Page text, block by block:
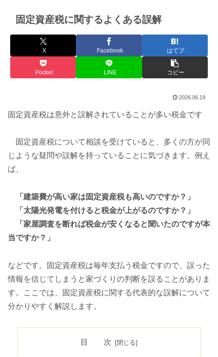
固定資産税に関するよくある誤解
X Facebook はてブ
Pocket LINE コピー
2026.06.19
固定資産税は意外と誤解されていることが多い税金です
固定資産税について相談を受けていると、多くの方が同
じような疑問や誤解を持っていることに気づきます。例え
ば、
「建築費が高い家は固定資産税も高いのですか？」
「太陽光発電を付けると税金が上がるのですか？」
「家屋調査を断れば税金が安くなると聞いたのですが本
当ですか？」
などです。固定資産税は毎年支払う税金ですので、誤った
情報を信じてしまうと家づくりの判断を誤ることがありま
す。ここでは、固定資産税に関する代表的な誤解について
分かりやすく解説します。
目 次